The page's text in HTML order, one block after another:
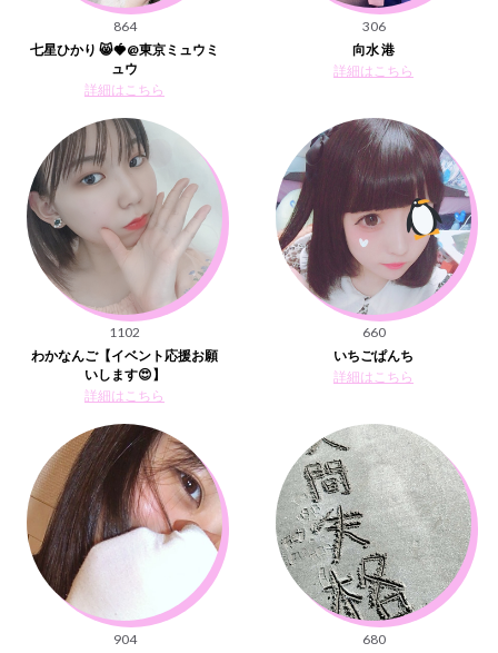
864
七星ひかり 😸🍓@東京ミュウミ
ュウ
詳細はこちら
306
向水 港
詳細はこちら
1102
わかなんご【イベント応援お願
いします😍】
詳細はこちら
660
いちごぱんち
詳細はこちら
904
680